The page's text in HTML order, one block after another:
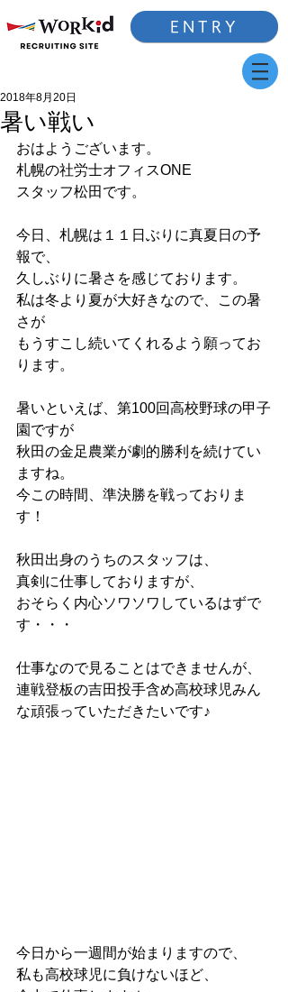
ENTRY
暑い戦い
2018年8月20日
おはようございます。
札幌の社労士オフィスONE
スタッフ松田です。
今日、札幌は１１日ぶりに真夏日の予
報で、
久しぶりに暑さを感じております。
私は冬より夏が大好きなので、この暑
さが
もうすこし続いてくれるよう願ってお
ります。
暑いといえば、第100回高校野球の甲子
園ですが
秋田の金足農業が劇的勝利を続けてい
ますね。
今この時間、準決勝を戦っておりま
す！
秋田出身のうちのスタッフは、
真剣に仕事しておりますが、
おそらく内心ソワソワしているはずで
す・・・
仕事なので見ることはできませんが、
連戦登板の吉田投手含め高校球児みん
な頑張っていただきたいです♪
今日から一週間が始まりますので、
私も高校球児に負けないほど、